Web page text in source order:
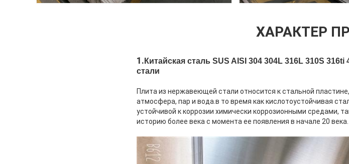
ХАРАКТЕР
1. Китайская сталь SUS AISI 304 304L 316L 310S
стали
Плита из нержавеющей стали относится к стальной
атмосфера, пар и вода.в то время как кислотоустойчивая
устойчивой к коррозии химически коррозионными средами,
историю более века с момента ее появления в начале 20 века.